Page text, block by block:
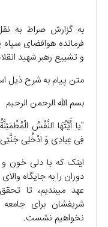
به گزارش صراط به
فرمانده هوافضای سپاه
و تشییع رهبر شهید
متن پیام به شرح ذیل
بسم الله الرحمن الرحیم
"یا أَیَّتُهَا النَّفْسُ
فِی عِبادِی وَ ادْخُلِی
اینک که با دلی خون و
دوران را به جایگاه
عهد میبندیم، تا
شریفشان برای
نخواهیم نشست.